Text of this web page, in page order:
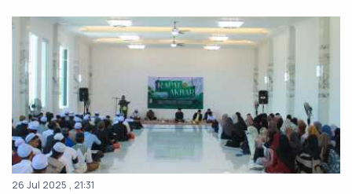
26 Jul 2025 , 21:31